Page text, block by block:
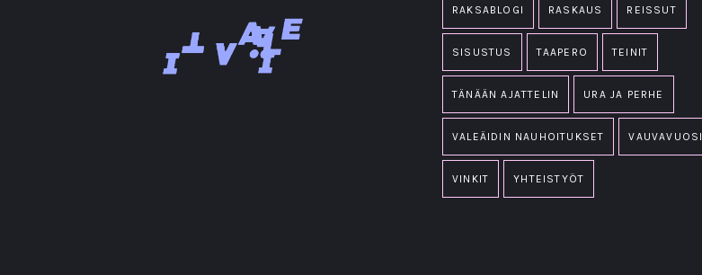
RAKSABLOGI RASKAUS REISSUT
SISUSTUS TAAPERO TEINIT
TÄNÄÄN AJATTELIN URA JA PERHE
VALEÄIDIN NAUHOITUKSET VAUVAVUOSI
VINKIT YHTEISTYÖT